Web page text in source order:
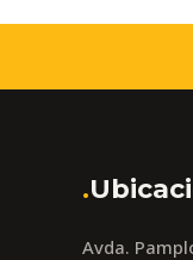
.
Avda.